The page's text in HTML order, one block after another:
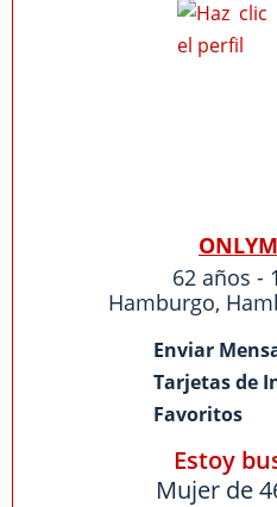
62 años -
Hamburgo,
Enviar
Tarjetas de
Favoritos
Estoy
Mujer de